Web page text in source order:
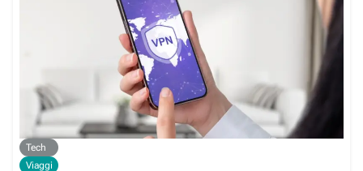
Tech
Viaggi